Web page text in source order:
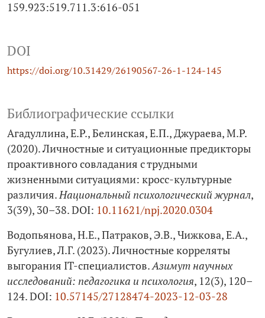
159.923:519.711.3:616-051
DOI
https://doi.org/10.31429/26190567-26-1-124-145
Библиографические ссылки
Агадуллина, Е.Р., Белинская, Е.П., Джураева, М.Р.
(2020). Личностные и ситуационные предикторы
проактивного совладания с трудными
жизненными ситуациями: кросс-культурные
различия.Национальный психологический журнал,
3(39), 30–38. DOI: 10.11621/npj.2020.0304
Водопьянова, Н.Е., Патраков, Э.В., Чижкова, Е.А.,
Бугулиев, Л.Г. (2023). Личностные корреляты
выгорания IT-специалистов.Азимут научных
исследований: педагогика и психология, 12(3), 120–
124. DOI: 10.57145/27128474-2023-12-03-28